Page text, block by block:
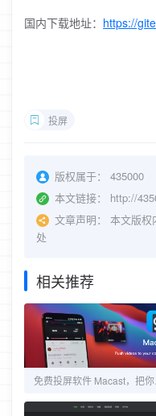
国内下载地址： https://
投屏
版权属于：
435000
本文链接：
http://
文章声明：
本文版权
处
相关推荐
免